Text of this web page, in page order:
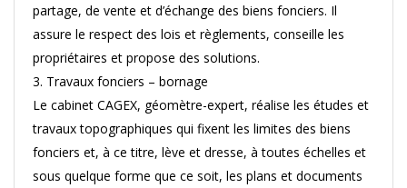
partage, de vente et d’échange des biens fonciers. Il
assure le respect des lois et règlements, conseille les
propriétaires et propose des solutions.
3. Travaux fonciers – bornage
Le cabinet CAGEX, géomètre-expert, réalise les études et
travaux topographiques qui fixent les limites des biens
fonciers et, à ce titre, lève et dresse, à toutes échelles et
sous quelque forme que ce soit, les plans et documents